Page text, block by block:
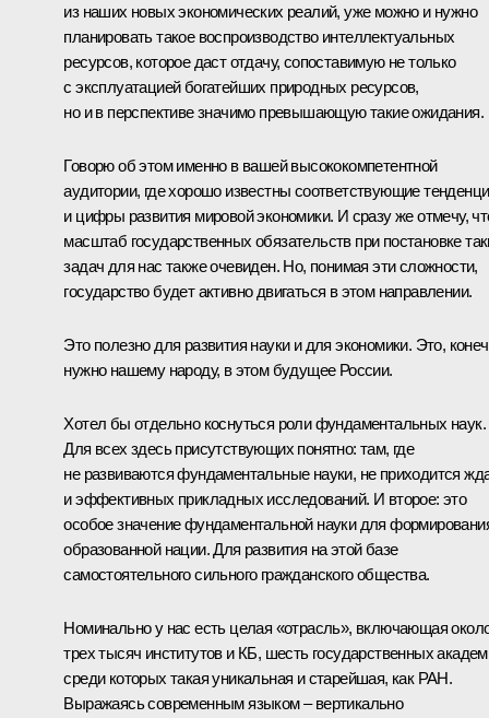
из наших новых экономических реалий, уже можно и нужно
планировать такое воспроизводство интеллектуальных
ресурсов, которое даст отдачу, сопоставимую не только
с эксплуатацией богатейших природных ресурсов,
но и в перспективе значимо превышающую такие ожидания.
Говорю об этом именно в вашей высококомпетентной
аудитории, где хорошо известны соответствующие
и цифры развития мировой экономики. И сразу же отмечу,
масштаб государственных обязательств при постановке
задач для нас также очевиден. Но, понимая эти сложности,
государство будет активно двигаться в этом направлении.
Это полезно для развития науки и для экономики. Это,
нужно нашему народу, в этом будущее России.
Хотел бы отдельно коснуться роли фундаментальных наук.
Для всех здесь присутствующих понятно: там, где
не развиваются фундаментальные науки, не приходится
и эффективных прикладных исследований. И второе: это
особое значение фундаментальной науки для
образованной нации. Для развития на этой базе
самостоятельного сильного гражданского общества.
Номинально у нас есть целая «отрасль», включающая
трех тысяч институтов и КБ, шесть государственных
среди которых такая уникальная и старейшая, как РАН.
Выражаясь современным языком – вертикально